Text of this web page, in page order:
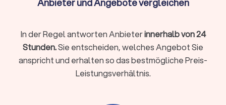
Online-Steuerberatung
Ortsunabhängig und zeitlich flexibel
Oft günstigere Preismodelle durch effizientere Prozesse
Anbieter und Angebote vergleichen
In der Regel antworten Anbieterinnerhalb von 24
Stunden.Sie entscheiden, welches Angebot Sie
anspricht und erhalten so das bestmögliche Preis-
Leistungsverhältnis.